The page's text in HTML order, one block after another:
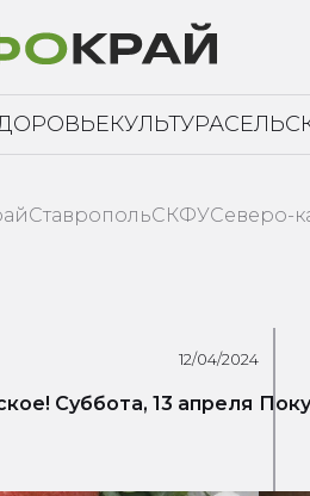
КУЛЬТУРА
СтавропольСКФУСеверо-
12/04/2024
Суббота, 13 апреля